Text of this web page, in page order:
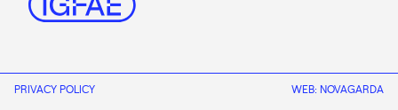
PRIVACY POLICY
WEB: NOVAGARDA